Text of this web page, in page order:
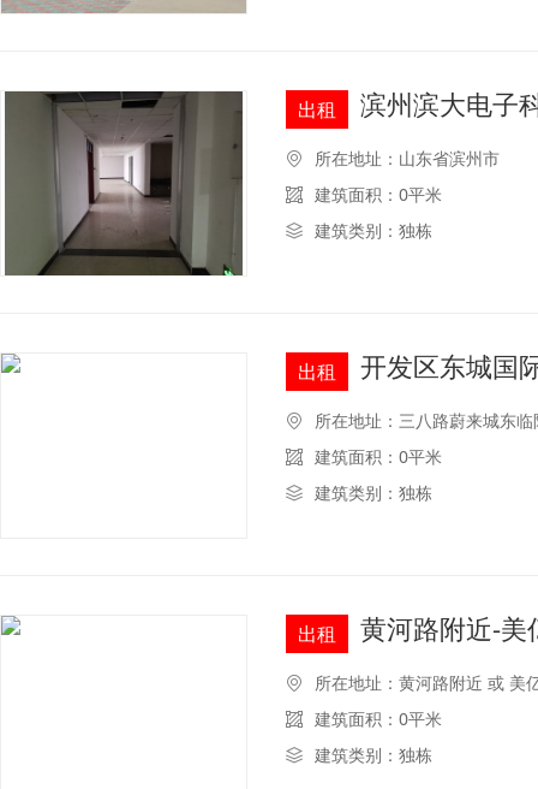
出租 滨州滨大电子
所在地址：山东省滨州市
建筑面积：0平米
建筑类别：独栋
出租 开发区东城国
所在地址：三八路蔚来城东临
建筑面积：0平米
建筑类别：独栋
出租 黄河路附近-美
所在地址：黄河路附近 或 美
建筑面积：0平米
建筑类别：独栋